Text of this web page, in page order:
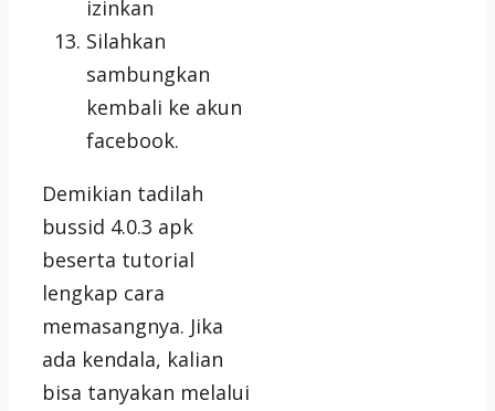
izinkan
Silahkan
sambungkan
kembali ke akun
facebook.
Demikian tadilah
bussid 4.0.3 apk
beserta tutorial
lengkap cara
memasangnya. Jika
ada kendala, kalian
bisa tanyakan melalui